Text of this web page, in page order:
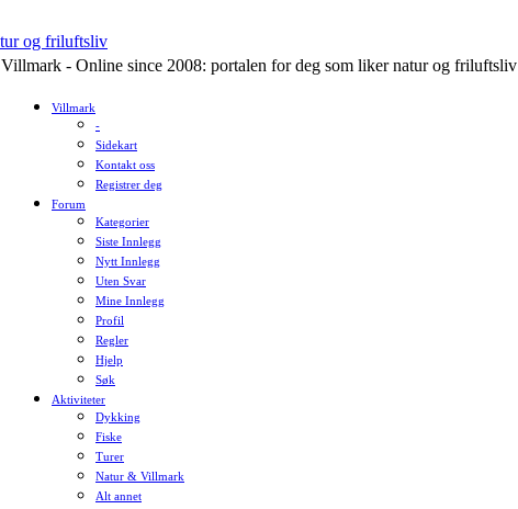
Villmark - Online since 2008: portalen for deg som liker natur og friluftsliv
Villmark
-
Sidekart
Kontakt oss
Registrer deg
Forum
Kategorier
Siste Innlegg
Nytt Innlegg
Uten Svar
Mine Innlegg
Profil
Regler
Hjelp
Søk
Aktiviteter
Dykking
Fiske
Turer
Natur & Villmark
Alt annet